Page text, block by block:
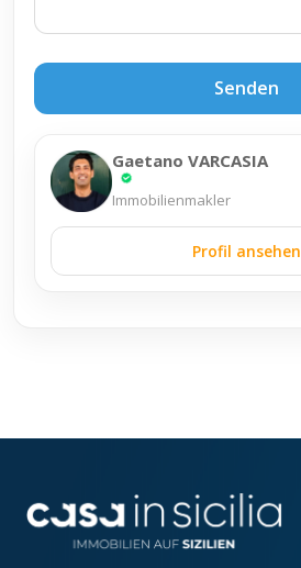
Senden
Gaetano VARCASIA
Immobilienmakler
Profil ansehen